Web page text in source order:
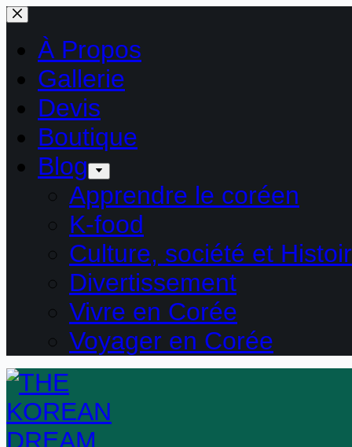
Passer
au
contenuÀ Propos
Gallerie
Devis
Boutique
Blog
Apprendre le coréen
K-food
Culture, société et
Divertissement
Vivre en Corée
Voyager en Corée